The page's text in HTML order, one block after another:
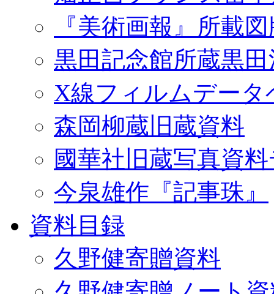
『美術画報』所載
黒田記念館所蔵黒
X線フィルムデータ
森岡柳蔵旧蔵資料
國華社旧蔵写真資
今泉雄作『記事珠』
資料目録
久野健寄贈資料